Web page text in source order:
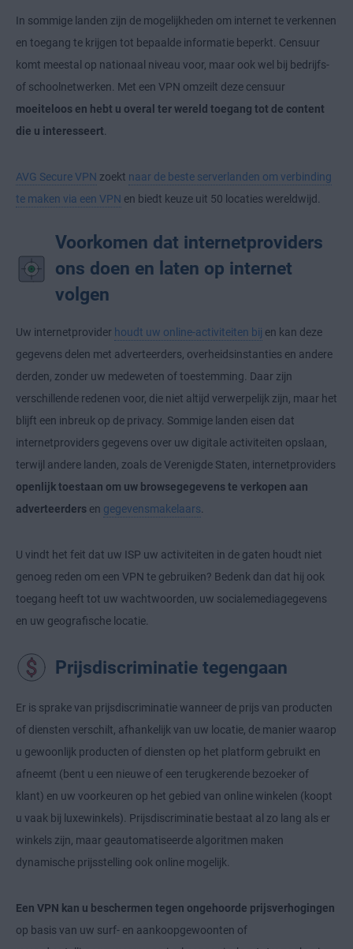
In sommige landen zijn de mogelijkheden om internet te verkennen
en toegang te krijgen tot bepaalde informatie beperkt. Censuur
komt meestal op nationaal niveau voor, maar ook wel bij bedrijfs-
of schoolnetwerken. Met een VPN omzeilt deze censuur
moeiteloos en hebt u overal ter wereld toegang tot de content
die u interesseert.
AVG Secure VPN zoekt naar de beste serverlanden om verbinding
te maken via een VPN en biedt keuze uit 50 locaties wereldwijd.
Voorkomen dat internetproviders
ons doen en laten op internet
volgen
Uw internetprovider houdt uw online-activiteiten bij en kan deze
gegevens delen met adverteerders, overheidsinstanties en andere
derden, zonder uw medeweten of toestemming. Daar zijn
verschillende redenen voor, die niet altijd verwerpelijk zijn, maar het
blijft een inbreuk op de privacy. Sommige landen eisen dat
internetproviders gegevens over uw digitale activiteiten opslaan,
terwijl andere landen, zoals de Verenigde Staten, internetproviders
openlijk toestaan om uw browsegegevens te verkopen aan
adverteerders en gegevensmakelaars.
U vindt het feit dat uw ISP uw activiteiten in de gaten houdt niet
genoeg reden om een VPN te gebruiken? Bedenk dan dat hij ook
toegang heeft tot uw wachtwoorden, uw socialemediagegevens
en uw geografische locatie.
Prijsdiscriminatie tegengaan
Er is sprake van prijsdiscriminatie wanneer de prijs van producten
of diensten verschilt, afhankelijk van uw locatie, de manier waarop
u gewoonlijk producten of diensten op het platform gebruikt en
afneemt (bent u een nieuwe of een terugkerende bezoeker of
klant) en uw voorkeuren op het gebied van online winkelen (koopt
u vaak bij luxewinkels). Prijsdiscriminatie bestaat al zo lang als er
winkels zijn, maar geautomatiseerde algoritmen maken
dynamische prijsstelling ook online mogelijk.
Een VPN kan u beschermen tegen ongehoorde prijsverhogingen
op basis van uw surf- en aankoopgewoonten of